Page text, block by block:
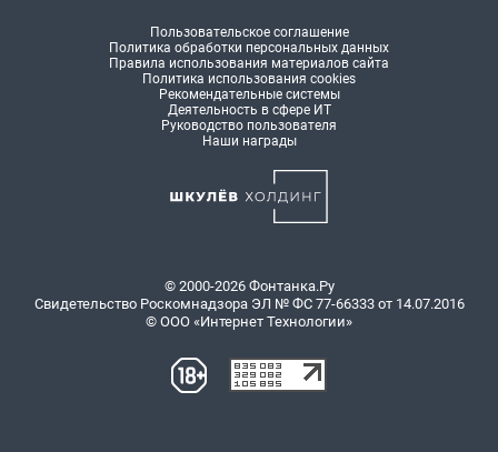
Пользовательское соглашение
Политика обработки персональных данных
Правила использования материалов сайта
Политика использования cookies
Рекомендательные системы
Деятельность в сфере ИТ
Руководство пользователя
Наши награды
© 2000-2026 Фонтанка.Ру
Свидетельство Роскомнадзора ЭЛ № ФС 77-66333 от 14.07.2016
© ООО «Интернет Технологии»